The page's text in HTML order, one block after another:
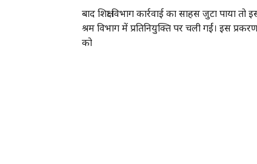
बाद शिक्षा विभाग कार्रवाई का साहस जुटा
श्रम विभाग में प्रतिनियुक्ति पर चली गईं। इस
को